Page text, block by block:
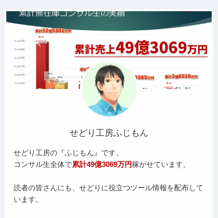
せどり工房ふじもん
せどり工房の『ふじもん』です。
コンサル生全体で累計49億3069万円稼がせています。
読者の皆さんにも、せどりに役立つツール情報を配布して
います。